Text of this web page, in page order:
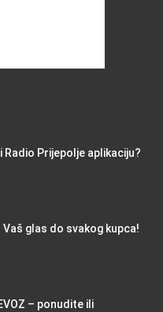
Radio Prijepolje aplikaciju?
Vaš glas do svakog kupca!
– ponudite ili